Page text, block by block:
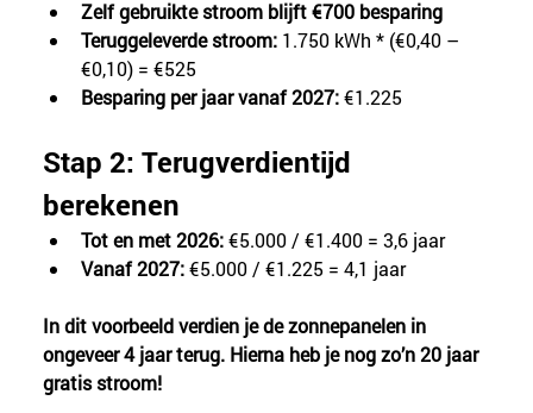
Zelf gebruikte stroom blijft €700 besparing
Teruggeleverde stroom: 1.750 kWh * (€0,40 –
€0,10) = €525
Besparing per jaar vanaf 2027: €1.225
Stap 2: Terugverdientijd
berekenen
Tot en met 2026: €5.000 / €1.400 = 3,6 jaar
Vanaf 2027: €5.000 / €1.225 = 4,1 jaar
In dit voorbeeld verdien je de zonnepanelen in
ongeveer 4 jaar terug. Hierna heb je nog zo’n 20 jaar
gratis stroom!